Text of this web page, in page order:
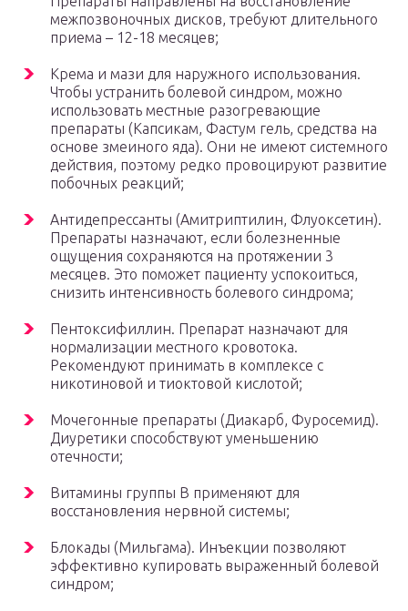
межпозвоночных дисков, требуют длительного
приема – 12-18 месяцев;
Крема и мази для наружного использования.
Чтобы устранить болевой синдром, можно
использовать местные разогревающие
препараты (Капсикам, Фастум гель, средства на
основе змеиного яда). Они не имеют системного
действия, поэтому редко провоцируют развитие
побочных реакций;
Антидепрессанты (Амитриптилин, Флуоксетин).
Препараты назначают, если болезненные
ощущения сохраняются на протяжении 3
месяцев. Это поможет пациенту успокоиться,
снизить интенсивность болевого синдрома;
Пентоксифиллин. Препарат назначают для
нормализации местного кровотока.
Рекомендуют принимать в комплексе с
никотиновой и тиоктовой кислотой;
Мочегонные препараты (Диакарб, Фуросемид).
Диуретики способствуют уменьшению
отечности;
Витамины группы В применяют для
восстановления нервной системы;
Блокады (Мильгама). Инъекции позволяют
эффективно купировать выраженный болевой
синдром;